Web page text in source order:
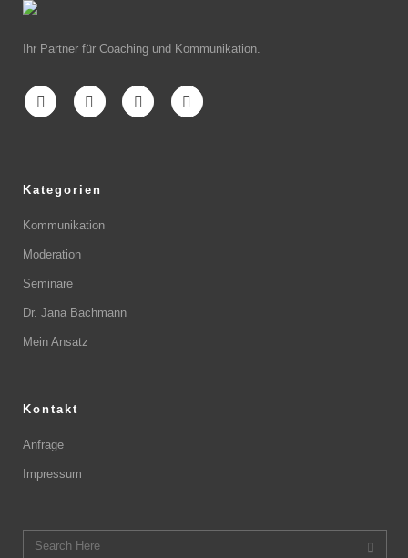
Ihr Partner für Coaching und Kommunikation.
Kategorien
Kommunikation
Moderation
Seminare
Dr. Jana Bachmann
Mein Ansatz
Kontakt
Anfrage
Impressum